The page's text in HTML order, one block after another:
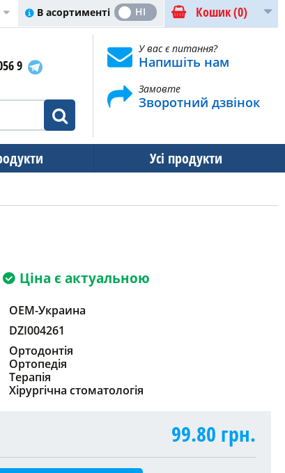
Кошик(0)
В асортименті
ТАК НІ
9
У вас є питання?
Напишіть нам
Замовте
Зворотний дзвінок
Усі продукти
Ціна є актуальною
OEM-Украина
DZI004261
Ортодонтія
Ортопедія
Терапія
Хірургічна стоматологія
99.80 грн.